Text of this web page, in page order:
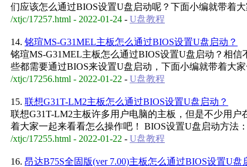
们应该怎么通过BIOS设置U盘启动呢？下面小编就带着
/xtjc/17257.html - 2022-01-24 - U盘教程
14. 铭瑄MS-G31MEL主板怎么通过BIOS设置U盘启动？
铭瑄MS-G31MEL主板怎么通过BIOS设置U盘启动？相
些都需要通过BIOS来设置U盘启动，下面小编就带着大
/xtjc/17256.html - 2022-01-22 - U盘教程
15. 联想G31T-LM2主板怎么通过BIOS设置U盘启动？
联想G31T-LM2主板许多用户电脑的主板，但是不少用
着大家一起来看看怎么操作吧！ BIOS设置U盘启动方法
/xtjc/17255.html - 2022-01-22 - U盘教程
16. 昂达B75S全固版(ver 7.00)主板怎么通过BIOS设置U盘